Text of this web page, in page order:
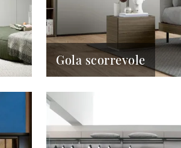
Gola scorrevole